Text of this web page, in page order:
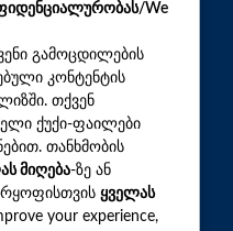
უფლება დაცულია
We
გამოცდილების
კონტენტის
თქვენ
ქუქი-ფაილები
თანხმობის
მიღება-ზე ან
ყველას
your experience,